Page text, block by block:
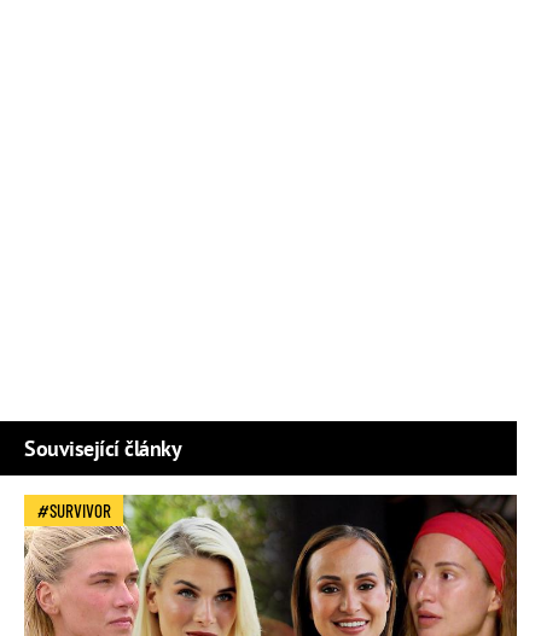
Související články
SURVIVOR